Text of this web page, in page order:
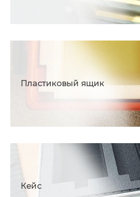
Пластиковый ящик
Кейс